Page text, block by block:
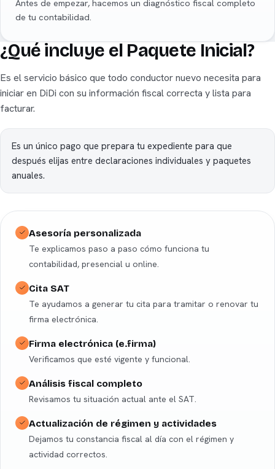
Antes de empezar, hacemos un diagnóstico fiscal completo
de tu contabilidad.
¿Qué incluye el Paquete Inicial?
Es el servicio básico que todo conductor nuevo necesita para
iniciar en DiDi con su información fiscal correcta y lista para
facturar.
Es un único pago que prepara tu expediente para que
después elijas entre declaraciones individuales y paquetes
anuales.
Asesoría personalizada
Te explicamos paso a paso cómo funciona tu
contabilidad, presencial u online.
Cita SAT
Te ayudamos a generar tu cita para tramitar o renovar tu
firma electrónica.
Firma electrónica (e.firma)
Verificamos que esté vigente y funcional.
Análisis fiscal completo
Revisamos tu situación actual ante el SAT.
Actualización de régimen y actividades
Dejamos tu constancia fiscal al día con el régimen y
actividad correctos.